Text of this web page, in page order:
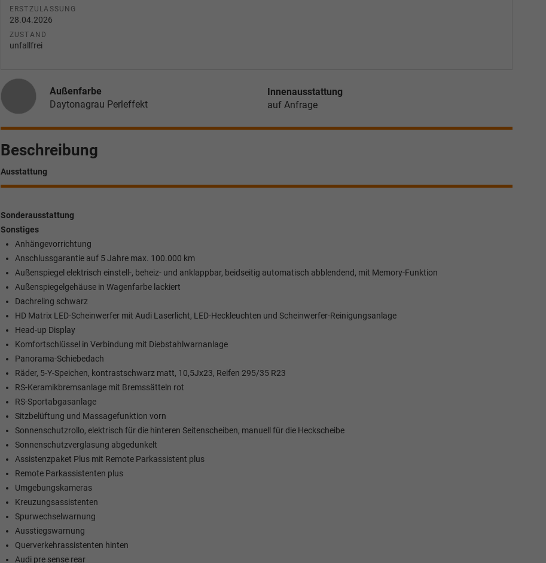
ERSTZULASSUNG
28.04.2026
ZUSTAND
unfallfrei
Außenfarbe
Daytonagrau Perleffekt
Innenausstattung
auf Anfrage
Beschreibung
Ausstattung
Sonderausstattung
Sonstiges
Anhängevorrichtung
Anschlussgarantie auf 5 Jahre max. 100.000 km
Außenspiegel elektrisch einstell-, beheiz- und anklappbar, beidseitig automatisch abblendend, mit Memory-Funktion
Außenspiegelgehäuse in Wagenfarbe lackiert
Dachreling schwarz
HD Matrix LED-Scheinwerfer mit Audi Laserlicht, LED-Heckleuchten und Scheinwerfer-Reinigungsanlage
Head-up Display
Komfortschlüssel in Verbindung mit Diebstahlwarnanlage
Panorama-Schiebedach
Räder, 5-Y-Speichen, kontrastschwarz matt, 10,5Jx23, Reifen 295/35 R23
RS-Keramikbremsanlage mit Bremssätteln rot
RS-Sportabgasanlage
Sitzbelüftung und Massagefunktion vorn
Sonnenschutzrollo, elektrisch für die hinteren Seitenscheiben, manuell für die Heckscheibe
Sonnenschutzverglasung abgedunkelt
Assistenzpaket Plus mit Remote Parkassistent plus
Remote Parkassistenten plus
Umgebungskameras
Kreuzungsassistenten
Spurwechselwarnung
Ausstiegswarnung
Querverkehrassistenten hinten
Audi pre sense rear